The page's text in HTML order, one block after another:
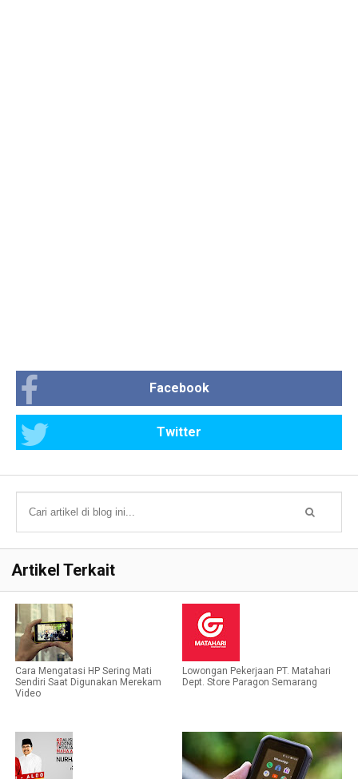
Facebook
Twitter
Artikel Terkait
Cara Mengatasi HP Sering Mati
Sendiri Saat Digunakan Merekam
Video
Lowongan Pekerjaan PT. Matahari
Dept. Store Paragon Semarang